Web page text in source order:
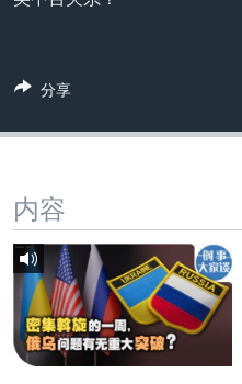
关注新疆
GEN Z 看美国
分享
内容